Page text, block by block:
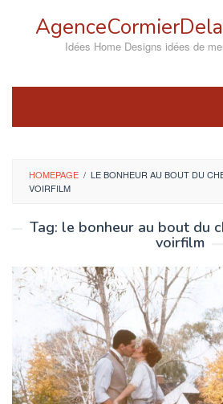
Idées Home Designs idées de
HOMEPAGE / LE BONHEUR AU BOUT DU
VOIRFILM
Tag: le bonheur au bout du
voirfilm